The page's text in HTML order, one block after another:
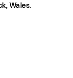
Wales.